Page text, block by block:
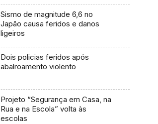
Sismo de magnitude 6,6 no
Japão causa feridos e danos
ligeiros
Dois policias feridos após
abalroamento violento
Projeto “Segurança em Casa, na
Rua e na Escola” volta às
escolas